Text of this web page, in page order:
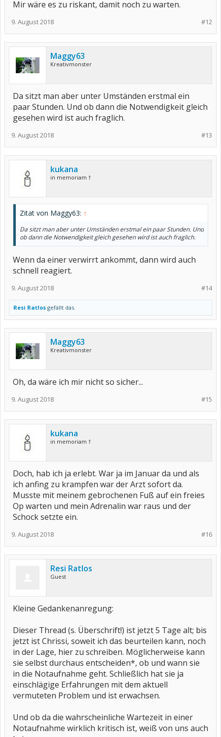
Mir wäre es zu riskant, damit noch zu warten.
#12
9. August 2018
Maggy63
Kreativmonster
Da sitzt man aber unter Umständen erstmal ein
paar Stunden. Und ob dann die Notwendigkeit gleich
gesehen wird ist auch fraglich.
#13
9. August 2018
kukana
in memoriam †
Zitat von Maggy63: ↑
Da sitzt man aber unter Umständen erstmal ein paar Stunden. Und
ob dann die Notwendigkeit gleich gesehen wird ist auch fraglich.
Wenn da einer verwirrt ankommt, dann wird auch
schnell reagiert.
#14
9. August 2018
Resi Ratlos gefällt das.
Maggy63
Kreativmonster
Oh, da wäre ich mir nicht so sicher...
#15
9. August 2018
kukana
in memoriam †
Doch, hab ich ja erlebt. War ja im Januar da und als
ich anfing zu krampfen war der Arzt sofort da.
Musste mit meinem gebrochenen Fuß auf ein freies
Op warten und mein Adrenalin war raus und der
Schock setzte ein.
#16
9. August 2018
Resi Ratlos
Guest
Kleine Gedankenanregung:
Dieser Thread (s. Überschrift!) ist jetzt 5 Tage alt; bis
jetzt ist Chrissi, soweit ich das beurteilen kann, noch
in der Lage, hier zu schreiben. Möglicherweise kann
sie selbst durchaus entscheiden*, ob und wann sie
in die Notaufnahme geht. Schließlich hat sie ja
einschlägige Erfahrungen mit dem aktuell
vermuteten Problem und ist erwachsen.
Und ob da die wahrscheinliche Wartezeit in einer
Notaufnahme wirklich kritisch ist, weiß von uns auch